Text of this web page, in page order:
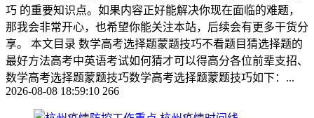
巧 的重要知识点。如果内容正好能解决你现在面临的难题，
那我会非常开心，也希望你能关注本站，后续会有更多干货分
享。 本文目录 数学高考选择题蒙题技巧不看题目猜选择题的
最好方法高考中英语考试如何猜才可以得高分各位前辈支招、
数学高考选择题蒙题技巧数学高考选择题蒙题技巧如下：...
2026-08-08 18:59:10 266